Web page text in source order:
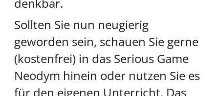
Sollten Sie nun neugierig
geworden sein, schauen Sie gerne
(kostenfrei) in das Serious Game
Neodym hinein oder nutzen Sie es
für den eigenen Unterricht. Das